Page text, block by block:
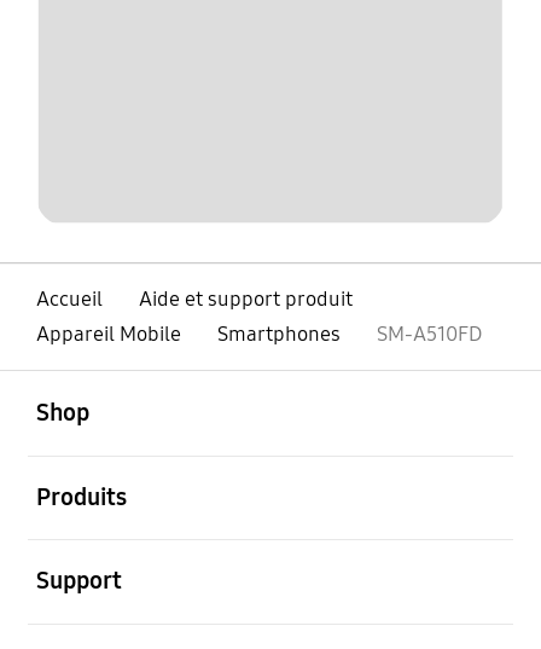
Accueil
Aide et support produit
Appareil Mobile
Smartphones SM-A510FD
Shop
Produits
Support